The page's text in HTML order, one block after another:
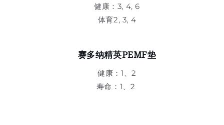
健康：3, 4, 6
体育2, 3, 4
赛多纳精英PEMF垫
健康：1、2
寿命：1、2